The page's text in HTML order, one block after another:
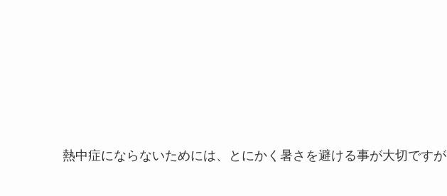
熱中症にならないためには、とにかく暑さを避ける事が大切ですが